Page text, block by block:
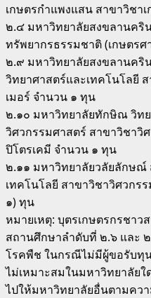
เกษตรกําแพงแสน สาขาวิชา
๒.๔ มหาวิทยาลัยสงขลานคริ
ทรัพยากรธรรมชาติ (เกษตร
๒.๙ มหาวิทยาลัยสงขลานคริ
วิทยาศาสตร์และเทคโนโลยี
เมอร์ จํานวน ๑ ทุน
๒.๑๐ มหาวิทยาลัยทักษิณ วิท
วิศวกรรมศาสตร์ สาขาวิชาวิ
ปิโตรเคมี จํานวน ๑ ทุน
๒.๑๑ มหาวิทยาลัยวลัยลักษณ์
เทคโนโลยี สาขาวิชาวิศวกร
๑) ทุน
หมายเหตุ: บุตรเกษตรกรชา
สถานศึกษาลําดับที่ ๒.๖ และ
โรคพืช ในกรณีไม่มีผู้ขอรับ
ไม่เหมาะสมในมหาวิทยาลัย
ไปให้มหาวิทยาลัยอื่นตามคว